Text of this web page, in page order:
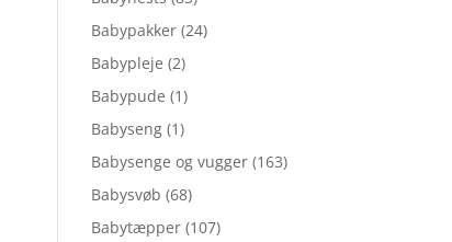
Babypakker (24)
Babypleje (2)
Babypude (1)
Babyseng (1)
Babysenge og vugger (163)
Babysvøb (68)
Babytæpper (107)